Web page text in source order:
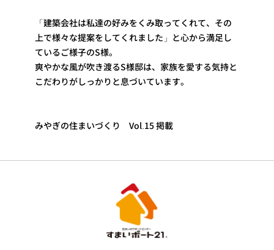
「建築会社は私達の好みをくみ取ってくれて、その
上で様々な提案をしてくれました」と心から満足し
ているご様子のS様。
爽やかな風が吹き渡るS様邸は、家族を愛する気持と
こだわりがしっかりと息づいています。
みやぎの住まいづくり Vol.15 掲載